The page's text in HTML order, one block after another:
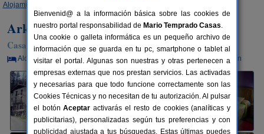
Alojamientos
Arkaitza
Casa Rural en Berrobi (Guipúzcoa)
Alquiler por habitaciones 10+1 plazas 32 km de San Sebastián
Bienvenid@ a la información básica sobre las cookies de
nuestro portal responsabilidad de Mario Temprado Casas.
Una cookie o galleta informática es un pequeño archivo de
información que se guarda en tu pc, smartphone o tablet al
visitar el portal. Algunas son nuestras y otras pertenecen a
empresas externas que nos prestan servicios. Las activadas
y necesarias para que todo funcione correctamente son las
Cookies Técnicas y no necesitan de tu autorización. Al pulsar
el botónAceptar activarás el resto de cookies (analíticas y
publicitarias), personalizadas según tus preferencias y con
publicidad ajustada a tus búsquedas. Estas últimas puedes